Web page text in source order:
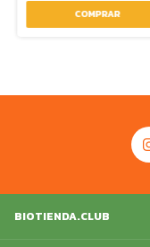
BIOTIENDA.CLUB